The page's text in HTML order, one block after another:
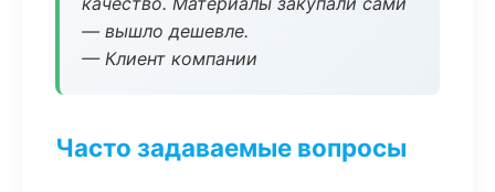
— вышло дешевле.
— Клиент компании
Часто задаваемые вопросы